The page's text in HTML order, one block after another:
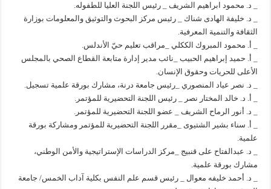
_ د. محمود ابراهيم الشريف _ رئيس اللجنة العليا للطفوله.
_ د. خليفة الهادى شناك _ رئيس مركز البحوث والتوثيق والمعلومات بوزارة
الثقافة والتنمية المعرفية.
_ أ. محمود المبروك الككلي _مراقب تعليم حيّ الأندلس.
_ أ. حميد إبراهيم الحبيب _نائب مدير إدارة متابعة القطاع الصحي بالمجلس
الأعلى للحريات وحقوق الإنسان.
_ د. نصر عياد المنصوري _رئيس جامعة درنة، مشارك بورقة علمية تسجيل.
_ أ. د. خالد المختار نصر _ رئيس اللجنة التحضيرية للمؤتمر.
_ د. أنور الرماح الشريف _ عضو اللجنة التحضيرية للمؤتمر.
_ أ. سناء بشير الشتيوى _مقرر اللجنة التحضيرية للمؤتمر ومشاركة بورقة
علمية.
_ د. عبدالفتاح على قنبيج _مركز الدراسات الإستراتيجية والأمن الوطني،
مشارك بورقة علمية.
_ د. أحمد خليفه معوال _ رئيس قسم علم النفس بكلية آداب الخمس/ جامعة